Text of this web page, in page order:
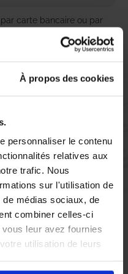
À propos des cookies
personnaliser le contenu
relatives aux
trafic. Nous
sur l'utilisation de
médias sociaux, de
combiner celles-ci
leur avez fournies
utilisation de leurs
carte bancaire ou par
de votre expérience
DE PIC.
à tout